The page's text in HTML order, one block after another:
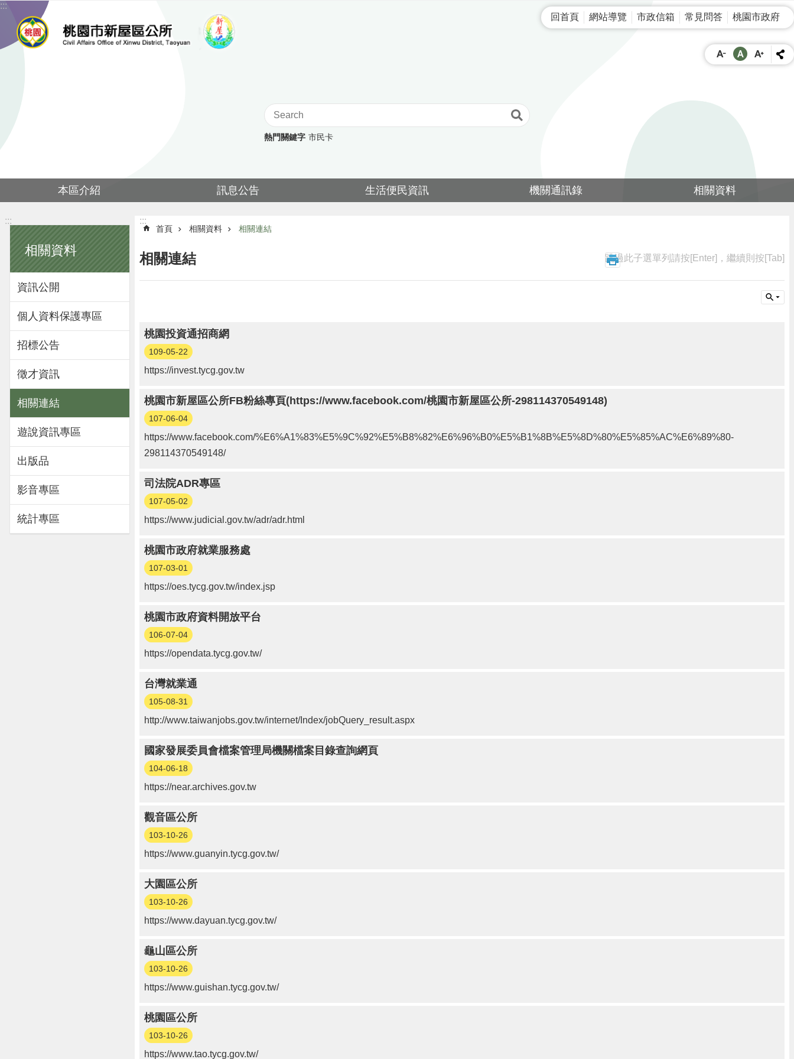
跳到主要內容區塊
:::
回首頁
網站導覽 市政信箱 常見問答 桃園市政府
熱門關鍵字 市民卡
本區介紹 訊息公告 生活便民資訊 機關通訊錄 相關資料
:::
相關資料
資訊公開
個人資料保護專區
招標公告
徵才資訊
相關連結
遊說資訊專區
出版品
影音專區
統計專區
:::
首頁 相關資料 相關連結
相關連結 跳過此子選單列請按[Enter]，繼續則按[Tab]
桃園投資通招商網
109-05-22
https://invest.tycg.gov.tw
桃園市新屋區公所FB粉絲專頁(https://www.facebook.com/桃園市新屋區公所-298114370549148)
107-06-04
https://www.facebook.com/%E6%A1%83%E5%9C%92%E5%B8%82%E6%96%B0%E5%B1%8B%E5%8D%80%E5%85%AC%E6%89%80-
298114370549148/
司法院ADR專區
107-05-02
https://www.judicial.gov.tw/adr/adr.html
桃園市政府就業服務處
107-03-01
https://oes.tycg.gov.tw/index.jsp
桃園市政府資料開放平台
106-07-04
https://opendata.tycg.gov.tw/
台灣就業通
105-08-31
http://www.taiwanjobs.gov.tw/internet/Index/jobQuery_result.aspx
國家發展委員會檔案管理局機關檔案目錄查詢網頁
104-06-18
https://near.archives.gov.tw
觀音區公所
103-10-26
https://www.guanyin.tycg.gov.tw/
大園區公所
103-10-26
https://www.dayuan.tycg.gov.tw/
龜山區公所
103-10-26
https://www.guishan.tycg.gov.tw/
桃園區公所
103-10-26
https://www.tao.tycg.gov.tw/